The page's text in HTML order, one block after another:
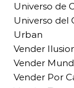
Universo de
Universo del
Urban
Vender
Vender
Vender Por